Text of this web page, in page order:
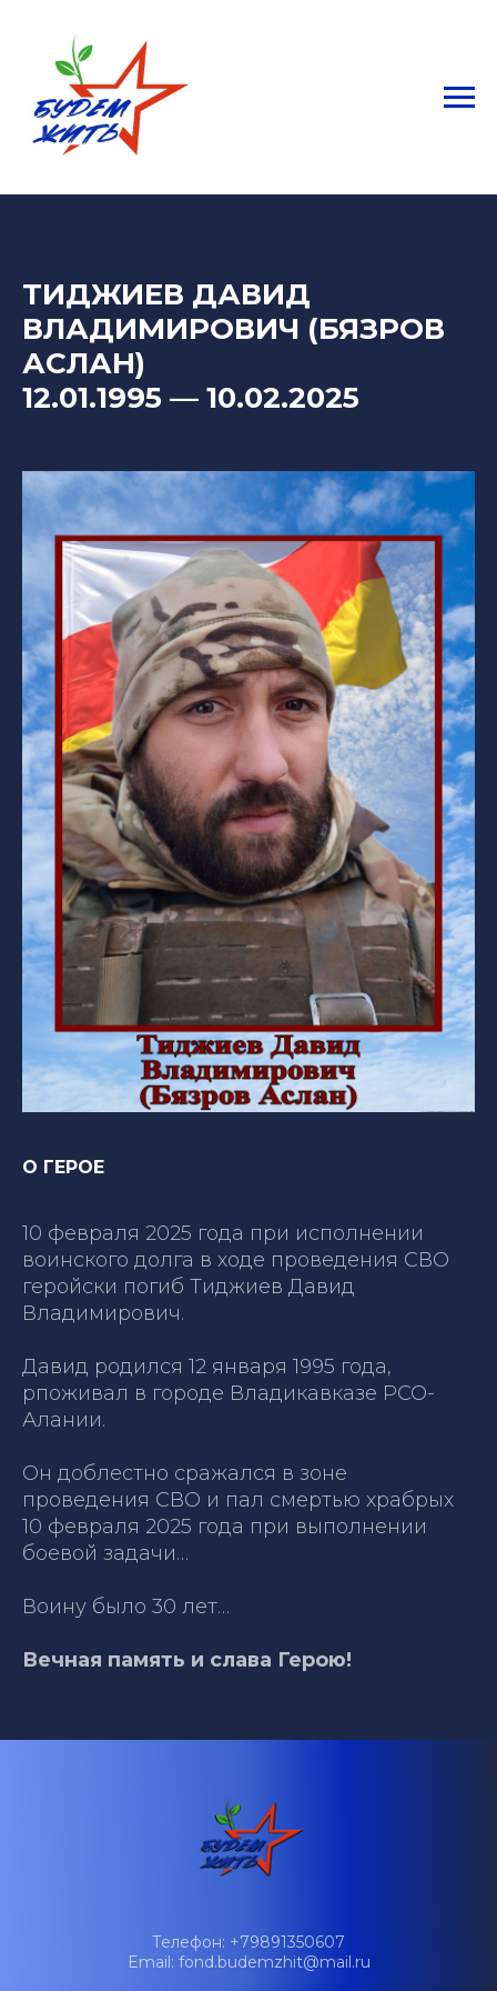
ТИДЖИЕВ ДАВИД
ВЛАДИМИРОВИЧ (БЯЗРОВ
АСЛАН)
12.01.1995 — 10.02.2025
О ГЕРОЕ
10 февраля 2025 года при исполнении
воинского долга в ходе проведения СВО
геройски погиб Тиджиев Давид
Владимирович.
Давид родился 12 января 1995 года,
рпоживал в городе Владикавказе РСО-
Алании.
Он доблестно сражался в зоне
проведения СВО и пал смертью храбрых
10 февраля 2025 года при выполнении
боевой задачи…
Воину было 30 лет…
Вечная память и слава Герою!
Телефон: +79891350607
Email: fond.budemzhit@mail.ru